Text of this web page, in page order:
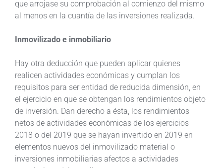
que arrojase su comprobación al comienzo del mismo
al menos en la cuantía de las inversiones realizada.
Inmovilizado e inmobiliario
Hay otra deducción que pueden aplicar quienes
realicen actividades económicas y cumplan los
requisitos para ser entidad de reducida dimensión, en
el ejercicio en que se obtengan los rendimientos objeto
de inversión. Dan derecho a ésta, los rendimientos
netos de actividades económicas de los ejercicios
2018 o del 2019 que se hayan invertido en 2019 en
elementos nuevos del inmovilizado material o
inversiones inmobiliarias afectos a actividades